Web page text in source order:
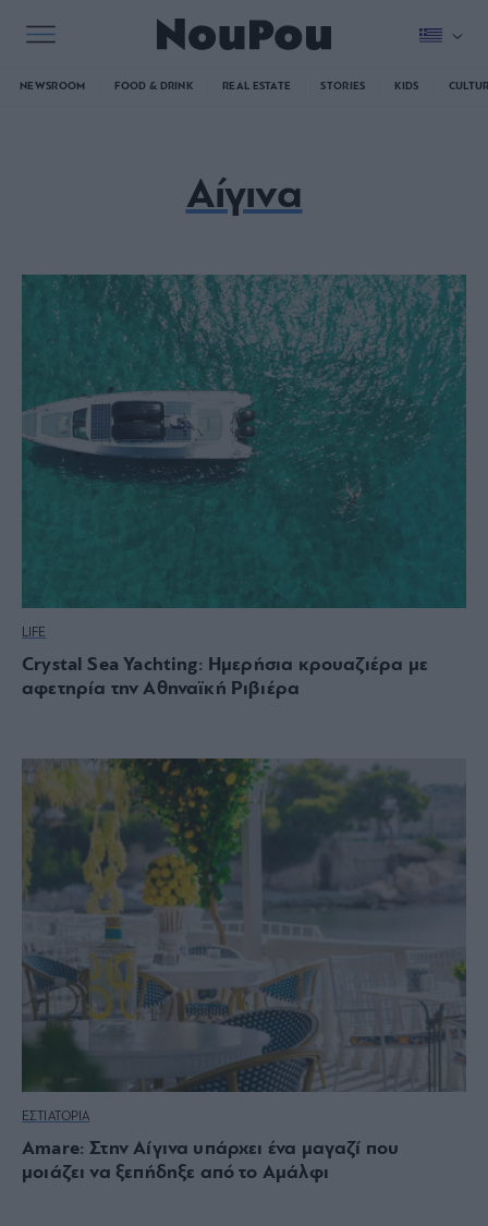
NEWSROOM FOOD & DRINK REAL ESTATE STORIES KIDS
Αίγινα
LIFE
Crystal Sea Yachting: Ημερήσια κρουαζιέρα με
αφετηρία την Αθηναϊκή Ριβιέρα
ΕΣΤΙΑΤΟΡΙΑ
Amare: Στην Αίγινα υπάρχει ένα μαγαζί που
μοιάζει να ξεπήδηξε από το Αμάλφι